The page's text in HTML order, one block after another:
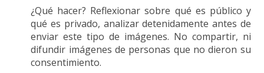
¿Qué hacer? Reflexionar sobre qué es público y
qué es privado, analizar detenidamente antes de
enviar este tipo de imágenes. No compartir, ni
difundir imágenes de personas que no dieron su
consentimiento.